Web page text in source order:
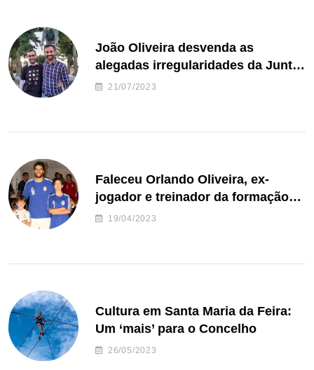
João Oliveira desvenda as
alegadas irregularidades da Junta
de Freguesia S. João de Ver
21/07/2023
Faleceu Orlando Oliveira, ex-
jogador e treinador da formação
de andebol do Feirense
19/04/2023
Cultura em Santa Maria da Feira:
Um ‘mais’ para o Concelho
26/05/2023